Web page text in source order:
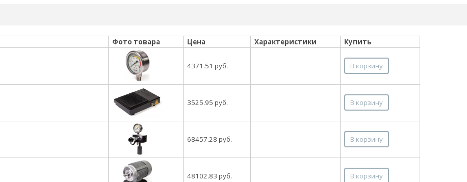
Фото товара Цена Характеристики Купить
4371.51 руб. В корзину
3525.95 руб. В корзину
68457.28 руб. В корзину
48102.83 руб. В корзину